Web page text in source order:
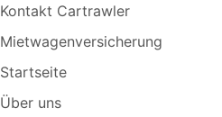
Kontakt Cartrawler
Mietwagenversicherung
Startseite
Über uns